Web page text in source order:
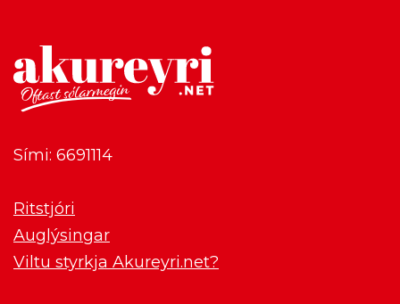
Sími: 6691114
Ritstjóri
Auglýsingar
Viltu styrkja Akureyri.net?